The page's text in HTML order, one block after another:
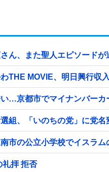
さん、また聖人エピソード
THE MOVIE、明日興行収
…京都市でマイナンバー
選組、「いのちの党」に党
南市の公立小学校でイスラ
礼拝 拒否